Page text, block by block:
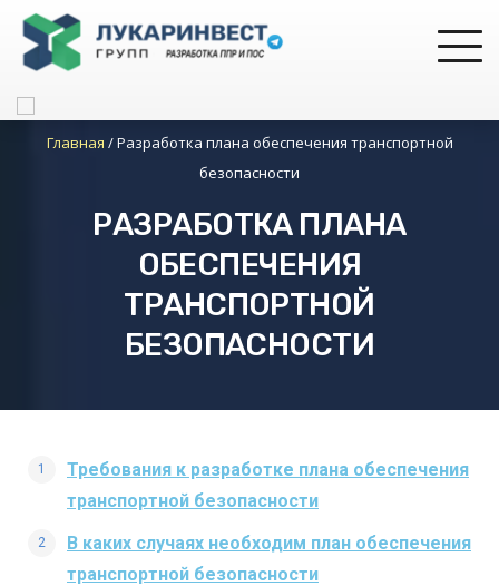
Главная /Разработка плана обеспечения транспортной
безопасности
РАЗРАБОТКА ПЛАНА
ОБЕСПЕЧЕНИЯ
ТРАНСПОРТНОЙ
БЕЗОПАСНОСТИ
Требования к разработке плана обеспечения
транспортной безопасности
В каких случаях необходим план обеспечения
транспортной безопасности